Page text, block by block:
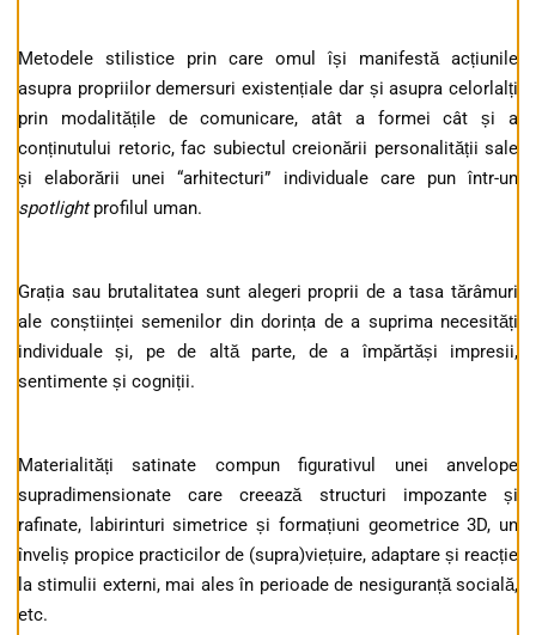
Metodele stilistice prin care omul își manifestă acțiunile
asupra propriilor demersuri existențiale dar și asupra celorlalți
prin modalitățile de comunicare, atât a formei cât și a
conținutului retoric, fac subiectul creionării personalității sale
și elaborării unei “arhitecturi” individuale care pun într-un
spotlightprofilul uman.
Grația sau brutalitatea sunt alegeri proprii de a tasa tărâmuri
ale conștiinței semenilor din dorința de a suprima necesități
individuale și, pe de altă parte, de a împărtăși impresii,
sentimente și cogniții.
Materialități satinate compun figurativul unei anvelope
supradimensionate care creează structuri impozante și
rafinate, labirinturi simetrice și formațiuni geometrice 3D, un
înveliș propice practicilor de (supra)viețuire, adaptare și reacție
la stimulii externi, mai ales în perioade de nesiguranță socială,
etc.